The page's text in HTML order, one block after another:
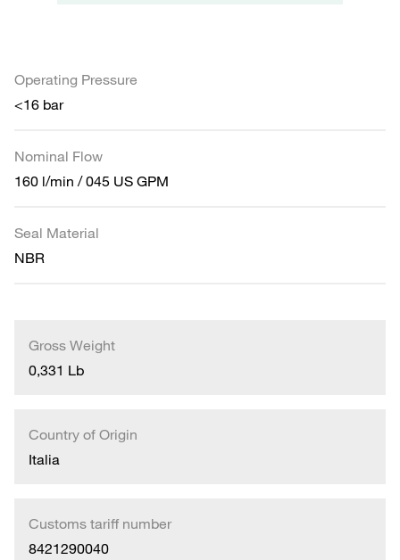
Operating Pressure
<16 bar
Nominal Flow
160 l/min / 045 US GPM
Seal Material
NBR
Gross Weight
0,331 Lb
Country of Origin
Italia
Customs tariff number
8421290040